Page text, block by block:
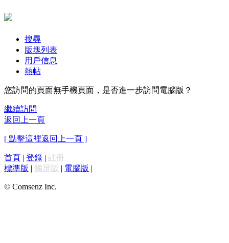
搜尋
版塊列表
用戶信息
熱帖
您訪問的頁面無手機頁面，是否進一步訪問電腦版？
繼續訪問
返回上一頁
[ 點擊這裡返回上一頁 ]
首頁 | 登錄 | 註冊
標準版 | 觸屏版 | 電腦版 |
© Comsenz Inc.